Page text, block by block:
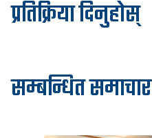
प्रतिक्रिया दिनुहोस्
सम्बन्धित समाचार